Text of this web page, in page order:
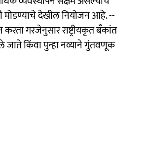
मोडण्याचे देखील नियोजन आहे. --
गरजेनुसार राष्ट्रीयकृत बँकांत
जाते किंवा पुन्हा नव्याने गुंतवणूक